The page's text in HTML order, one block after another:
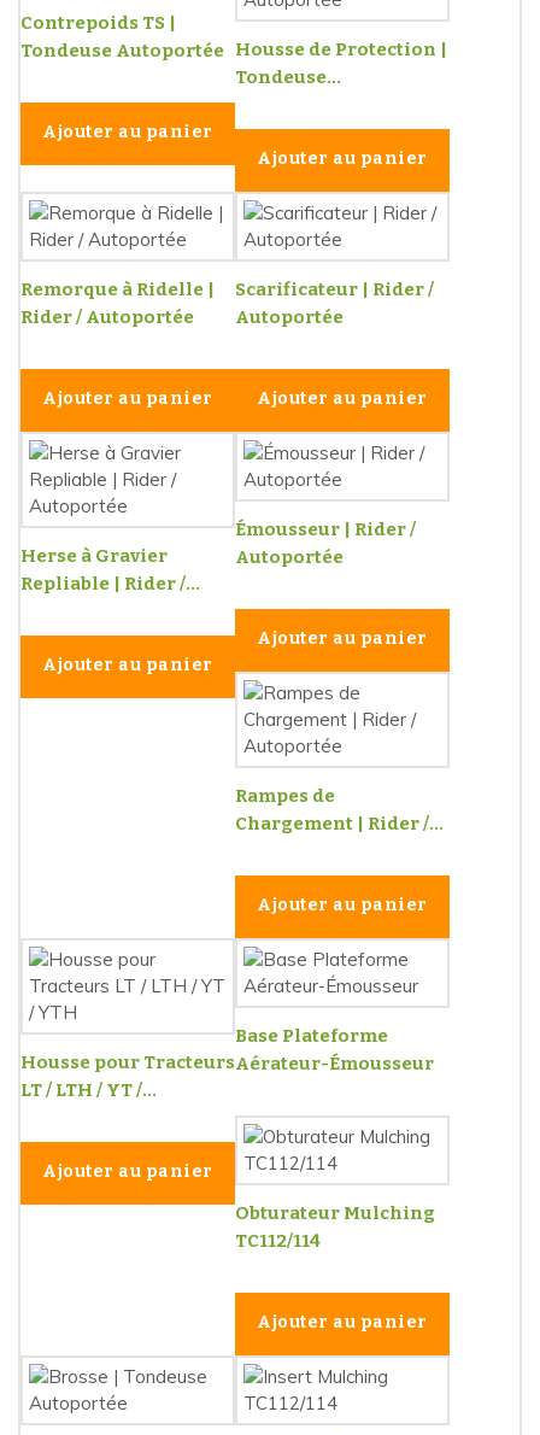
Contrepoids TS |
Tondeuse Autoportée
Ajouter au panier
Housse de Protection |
Tondeuse...
Ajouter au panier
Remorque à Ridelle |
Rider / Autoportée
Ajouter au panier
Scarificateur | Rider /
Autoportée
Ajouter au panier
Herse à Gravier
Repliable | Rider /...
Ajouter au panier
Émousseur | Rider /
Autoportée
Ajouter au panier
Rampes de
Chargement | Rider /...
Ajouter au panier
Housse pour Tracteurs
LT / LTH / YT /...
Ajouter au panier
Base Plateforme
Aérateur-Émousseur
Obturateur Mulching
TC112/114
Ajouter au panier